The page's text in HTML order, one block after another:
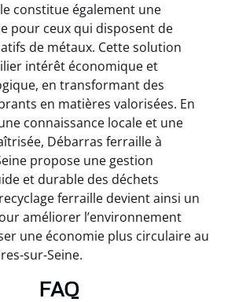
constitue également une
pour ceux qui disposent de
de métaux. Cette solution
intérêt économique et
en transformant des
en matières valorisées. En
connaissance locale et une
Débarras ferraille à
propose une gestion
et durable des déchets
ferraille devient ainsi un
améliorer l’environnement
une économie plus circulaire au
sur-Seine.
FAQ